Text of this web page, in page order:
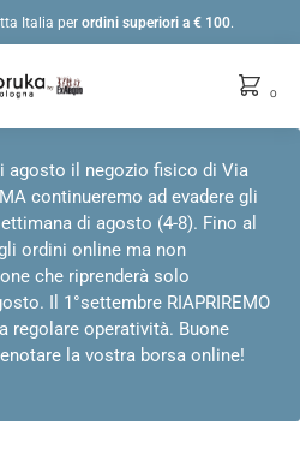
Italia per ordini superiori a € 100.
0
agosto il negozio fisico di Via
continueremo ad evadere gli
di agosto (4-8). Fino al
ordini online ma non
che riprenderà solo
Il 1°settembre RIAPRIREMO
regolare operatività. Buone
la vostra borsa online!